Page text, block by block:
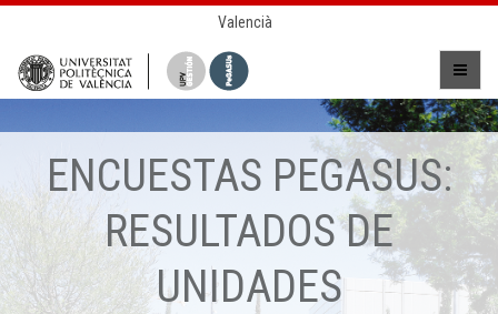
Valencià
ENCUESTAS PEGASUS:
RESULTADOS DE
UNIDADES